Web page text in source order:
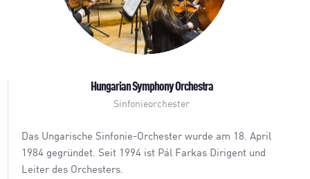
Hungarian Symphony Orchestra
Sinfonieorchester
Das Ungarische Sinfonie-Orchester wurde am 18. April
1984 gegründet. Seit 1994 ist Pál Farkas Dirigent und
Leiter des Orchesters.